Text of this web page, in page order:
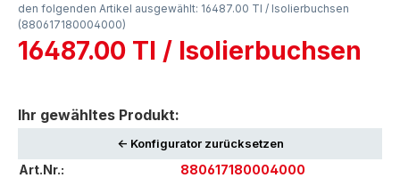
den folgenden Artikel ausgewählt: 16487.00 TI / Isolierbuchsen
(880617180004000)
16487.00 TI / Isolierbuchsen
Ihr gewähltes Produkt:
<- Konfigurator zurücksetzen
Art.Nr.:
880617180004000